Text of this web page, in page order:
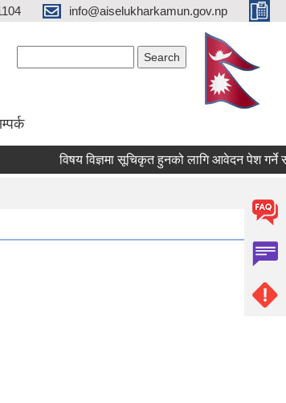
info@aiselukharkamun.gov.np
विषय विज्ञमा सूचिकृत हुनको लागि आवेदन पेश गर्ने